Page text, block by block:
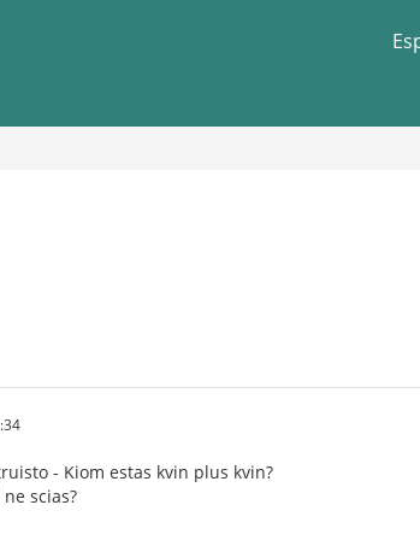
- Kiom estas kvin plus kvin?
scias?